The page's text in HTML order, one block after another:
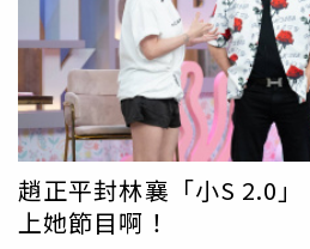
趙正平封林襄「小S 2.0
上她節目啊！